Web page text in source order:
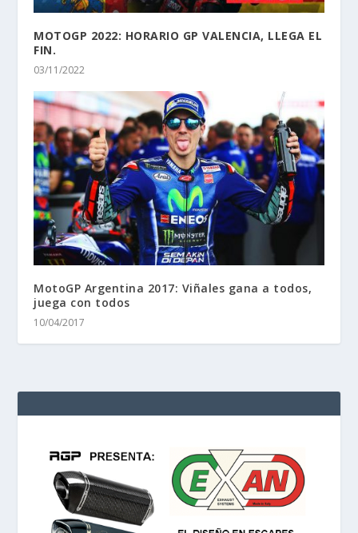
MOTOGP 2022: HORARIO GP VALENCIA, LLEGA EL
FIN.
03/11/2022
MotoGP Argentina 2017: Viñales gana a todos,
juega con todos
10/04/2017